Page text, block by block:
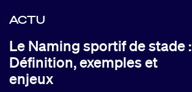
ACTU
Le Naming sportif de stade :
Définition, exemples et
enjeux